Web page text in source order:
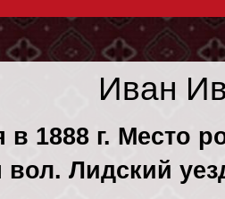
Иван
в 1888 г. Место
вол. Лидский